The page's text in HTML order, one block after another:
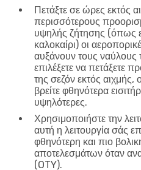
Πετάξτε σε ώρες εκτός
περισσότερους
υψηλής ζήτησης (όπως
καλοκαίρι) οι
αυξάνουν τους
επιλέξετε να πετάξετε
της σεζόν εκτός αιχμής,
βρείτε φθηνότερα
υψηλότερες.
Χρησιμοποιήστε την
αυτή η λειτουργία σάς
φθηνότερη και πιο
αποτελεσμάτων όταν
(OTY).